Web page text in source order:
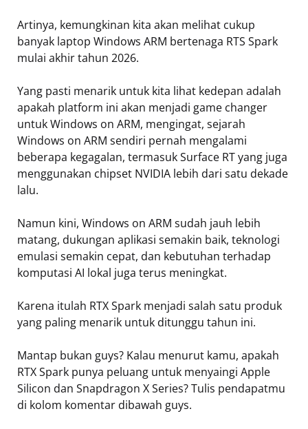
Artinya, kemungkinan kita akan melihat cukup
banyak laptop Windows ARM bertenaga RTS Spark
mulai akhir tahun 2026.
Yang pasti menarik untuk kita lihat kedepan adalah
apakah platform ini akan menjadi game changer
untuk Windows on ARM, mengingat, sejarah
Windows on ARM sendiri pernah mengalami
beberapa kegagalan, termasuk Surface RT yang juga
menggunakan chipset NVIDIA lebih dari satu dekade
lalu.
Namun kini, Windows on ARM sudah jauh lebih
matang, dukungan aplikasi semakin baik, teknologi
emulasi semakin cepat, dan kebutuhan terhadap
komputasi AI lokal juga terus meningkat.
Karena itulah RTX Spark menjadi salah satu produk
yang paling menarik untuk ditunggu tahun ini.
Mantap bukan guys? Kalau menurut kamu, apakah
RTX Spark punya peluang untuk menyaingi Apple
Silicon dan Snapdragon X Series? Tulis pendapatmu
di kolom komentar dibawah guys.